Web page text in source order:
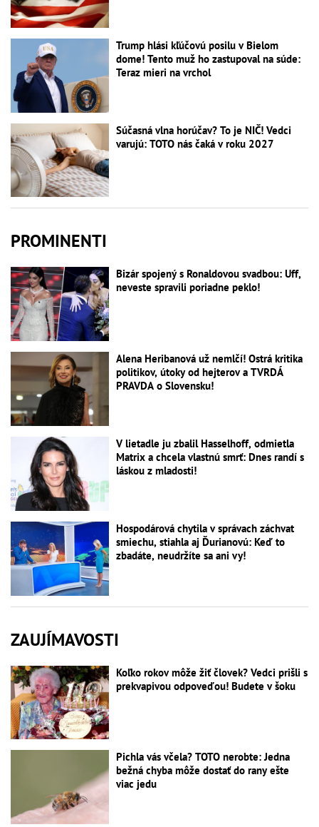
Trump hlási kľúčovú posilu v Bielom
dome! Tento muž ho zastupoval na súde:
Teraz mieri na vrchol
Súčasná vlna horúčav? To je NIČ! Vedci
varujú: TOTO nás čaká v roku 2027
PROMINENTI
Bizár spojený s Ronaldovou svadbou: Uff,
neveste spravili poriadne peklo!
Alena Heribanová už nemlčí! Ostrá kritika
politikov, útoky od hejterov a TVRDÁ
PRAVDA o Slovensku!
V lietadle ju zbalil Hasselhoff, odmietla
Matrix a chcela vlastnú smrť: Dnes randí s
láskou z mladosti!
Hospodárová chytila v správach záchvat
smiechu, stiahla aj Ďurianovú: Keď to
zbadáte, neudržíte sa ani vy!
ZAUJÍMAVOSTI
Koľko rokov môže žiť človek? Vedci prišli s
prekvapivou odpoveďou! Budete v šoku
Pichla vás včela? TOTO nerobte: Jedna
bežná chyba môže dostať do rany ešte
viac jedu